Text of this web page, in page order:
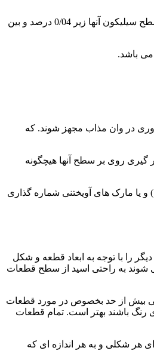
فولادهای حاوی سیلیکوندر 0/04 یا 0/15 یا بالاتر از 0/22 درصد می تواند. نرخ های رشد روکش گالوانیزه شده ایی تولید نمایند. که بسیار بالاتر از نرخ آن فولادهایی است. که سطح سیلیکون آنها زیر 0/04 درصد و بین
باشد.
در وان مذاب مجهز شوند. که
گیری روی بر سطح آنها هیچگونه
یا مارک های آویختنی شماره گذاری
را با توجه به ابعاد قطعه و شکل
شوند به راحتی اسید از سطح قطعات
بیش از حد بخصوص در مورد قطعات
باشند بهتر است. تمام قطعات
هر شکلی و به هر اندازه ای که